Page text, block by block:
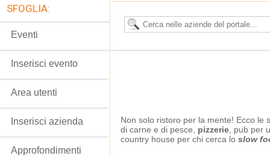
Non solo ristoro per la mente! Ecco le
di carne e di pesce, pizzerie , pub per
country house per chi cerca lo slow
SFOGLIA:
Eventi
Inserisci evento
Area utenti
Inserisci azienda
Approfondimenti